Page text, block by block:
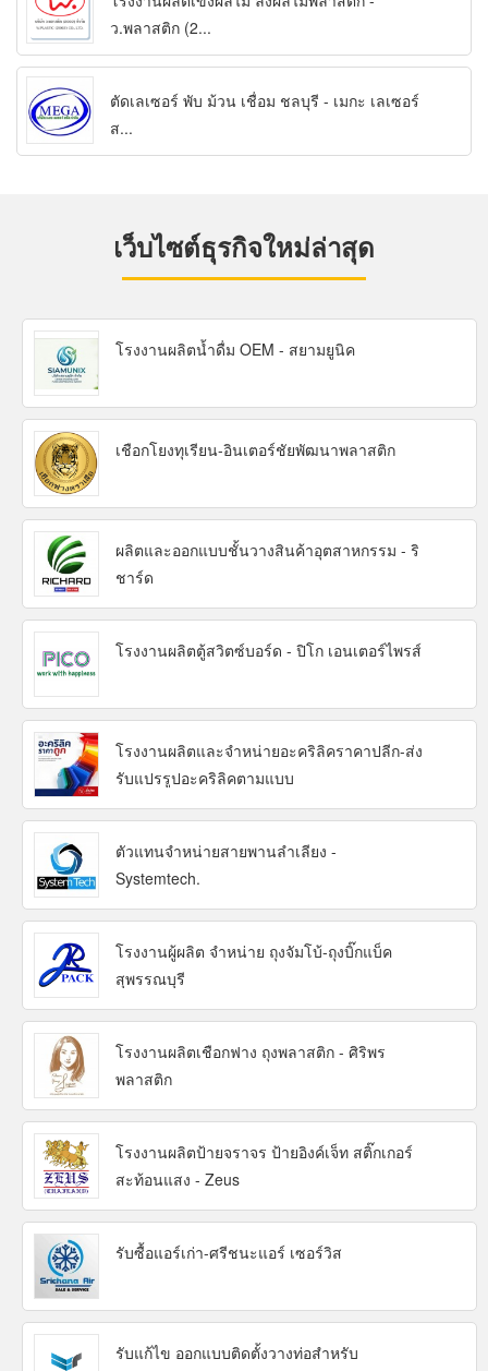
ว.พลาสติก (2...
ตัดเลเซอร์ พับ ม้วน เชื่อม ชลบุรี - เมกะ เลเซอร์
ส...
เว็บไซต์ธุรกิจใหม่ล่าสุด
โรงงานผลิตน้ำดื่ม OEM - สยามยูนิค
เชือกโยงทุเรียน-อินเตอร์ชัยพัฒนาพลาสติก
ผลิตและออกแบบชั้นวางสินค้าอุตสาหกรรม - ริ
ชาร์ด
โรงงานผลิตตู้สวิตซ์บอร์ด - ปิโก เอนเตอร์ไพรส์
โรงงานผลิตและจำหน่ายอะคริลิคราคาปลีก-ส่ง
รับแปรรูปอะคริลิคตามแบบ
ตัวแทนจำหน่ายสายพานลำเลียง -
Systemtech.
โรงงานผู้ผลิต จำหน่าย ถุงจัมโบ้-ถุงบิ๊กแบ็ค
สุพรรณบุรี
โรงงานผลิตเชือกฟาง ถุงพลาสติก - ศิริพร
พลาสติก
โรงงานผลิตป้ายจราจร ป้ายอิงค์เจ็ท สติ๊กเกอร์
สะท้อนแสง - Zeus
รับซื้อแอร์เก่า-ศรีชนะแอร์ เซอร์วิส
รับแก้ไข ออกแบบติดตั้งวางท่อสำหรับ